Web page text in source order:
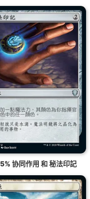
协同作用 和 秘法印記